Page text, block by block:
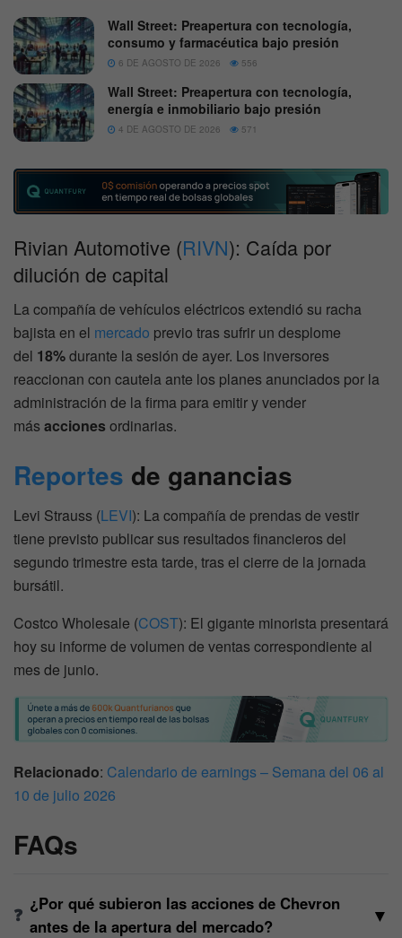
Wall Street: Preapertura con tecnología,
consumo y farmacéutica bajo presión
6 DE AGOSTO DE 2026 556
Wall Street: Preapertura con tecnología,
energía e inmobiliario bajo presión
4 DE AGOSTO DE 2026 571
Rivian Automotive (RIVN): Caída por
dilución de capital
La compañía de vehículos eléctricos extendió su racha
bajista en el mercado previo tras sufrir un desplome
del 18%durante la sesión de ayer. Los inversores
reaccionan con cautela ante los planes anunciados por la
administración de la firma para emitir y vender
másacciones ordinarias.
Reportes de ganancias
Levi Strauss (LEVI): La compañía de prendas de vestir
tiene previsto publicar sus resultados financieros del
segundo trimestre esta tarde, tras el cierre de la jornada
bursátil.
Costco Wholesale (COST): El gigante minorista presentará
hoy su informe de volumen de ventas correspondiente al
mes de junio.
Relacionado: Calendario de earnings – Semana del 06 al
10 de julio 2026
FAQs
¿Por qué subieron las acciones de Chevron
antes de la apertura del mercado?
▼